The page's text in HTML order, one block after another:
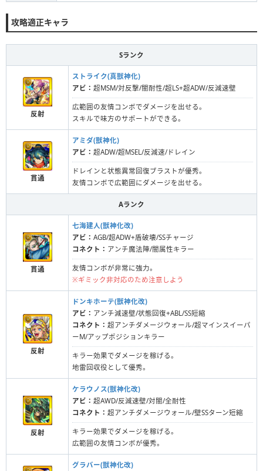
攻略適正キャラ
Sランク
反射
ストライク(真獣神化)
アビ： 超MSM/対反撃/闇耐性/超LS+超ADW/反減速壁
広範囲の友情コンボでダメージを出せる。
スキルで味方のサポートができる。
貫通
アミダ(獣神化)
アビ： 超ADW/超MSEL/反減速/ドレイン
ドレインと状態異常回復ブラストが優秀。
友情コンボで広範囲にダメージを出せる。
Aランク
貫通
七海建人(獣神化改)
アビ： AGB/超ADW+盾破壊/SSチャージ
コネクト： アンチ魔法陣/闇属性キラー
友情コンボが非常に強力。
※ギミック非対応のため注意しよう
反射
ドンキホーテ(獣神化改)
アビ： アンチ減速壁/状態回復+ABL/SS短縮
コネクト： 超アンチダメージウォール/超マインスイーパ
ーM/アップポジションキラー
キラー効果でダメージを稼げる。
地雷回収役として優秀。
反射
ケラウノス(獣神化改)
アビ： 超AWD/反減速壁/対闇/全耐性
コネクト： 超アンチダメージウォール/壁SSターン短縮
キラー効果でダメージを稼げる。
広範囲の友情コンボが優秀。
グラバー(獣神化改)